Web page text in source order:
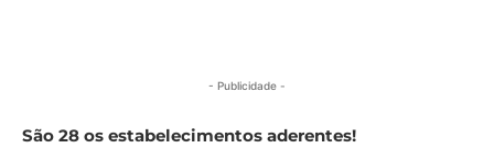
- Publicidade -
São 28 os estabelecimentos aderentes!